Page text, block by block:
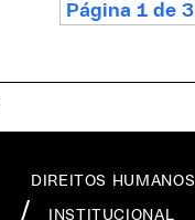
Página 1 de 3
DIREITOS HUMANOS
INSTITUCIONAL